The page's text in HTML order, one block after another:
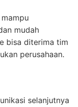
mudah
bisa diterima tim
perusahaan.
selanjutnya